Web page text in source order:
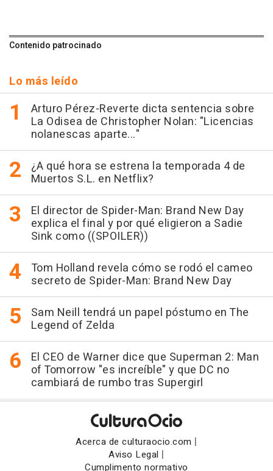
Contenido patrocinado
Lo más leído
Arturo Pérez-Reverte dicta sentencia sobre
La Odisea de Christopher Nolan: "Licencias
nolanescas aparte..."
¿A qué hora se estrena la temporada 4 de
Muertos S.L. en Netflix?
El director de Spider-Man: Brand New Day
explica el final y por qué eligieron a Sadie
Sink como ((SPOILER))
Tom Holland revela cómo se rodó el cameo
secreto de Spider-Man: Brand New Day
Sam Neill tendrá un papel póstumo en The
Legend of Zelda
El CEO de Warner dice que Superman 2: Man
of Tomorrow "es increíble" y que DC no
cambiará de rumbo tras Supergirl
Acerca de culturaocio.com |
Aviso Legal |
Cumplimento normativo